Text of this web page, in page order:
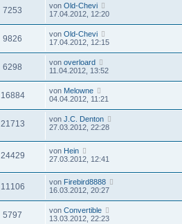
7253 von Old-Chevi
17.04.2012, 12:20
9826 von Old-Chevi
17.04.2012, 12:15
6298 von overloard
11.04.2012, 13:52
16884 von Melowne
04.04.2012, 11:21
21713 von J.C. Denton
27.03.2012, 22:28
24429 von Hein
27.03.2012, 12:41
11106 von Firebird8888
16.03.2012, 20:27
5797 von Convertible
13.03.2012, 22:23